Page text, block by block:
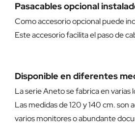
Pasacables opcional
Como accesorio opcional puede
Este accesorio facilita el paso de
Disponible en diferentes
La serie Aneto se fabrica en
Las medidas de 120 y 140 cm.
varios monitores o abundante